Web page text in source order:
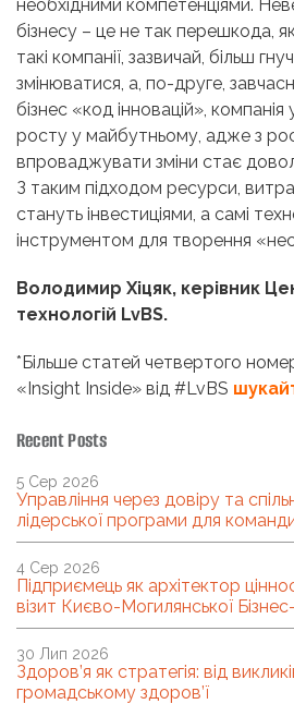
необхідними компетенціями.
бізнесу – це не так перешкода,
такі компанії, зазвичай, більш
змінюватися, а, по-друге,
бізнес «код інновацій»,
росту у майбутньому, адже з
впроваджувати зміни стає
З таким підходом ресурси,
стануть інвестиціями, а самі
інструментом для творення
Володимир Хіцяк, керівник
технологій LvBS.
*Більше статей четвертого
«Insight Inside» від #LvBS
Recent Posts
Управління через довіру та
лідерської програми для
5 Сер 2026
Підприємець як архітектор
візит Києво-Могилянської
4 Сер 2026
Здоров’я як стратегія: від
громадському здоров’ї
30 Лип 2026